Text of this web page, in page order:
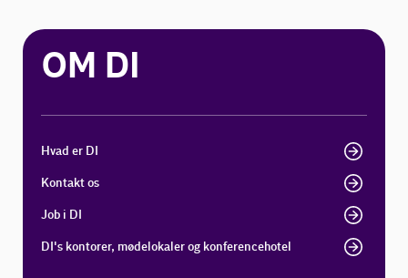
OM DI
Hvad er DI
Kontakt os
Job i DI
DI's kontorer, mødelokaler og konferencehotel